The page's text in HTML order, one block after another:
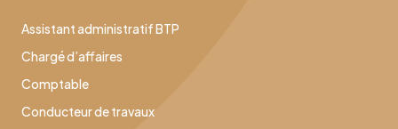
Assistant administratif BTP
Chargé d’affaires
Comptable
Conducteur de travaux